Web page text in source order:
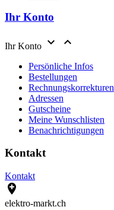
Ihr Konto
Ihr Konto  
Persönliche Infos
Bestellungen
Rechnungskorrekturen
Adressen
Gutscheine
Meine Wunschlisten
Benachrichtigungen
Kontakt
Kontakt

elektro-markt.ch